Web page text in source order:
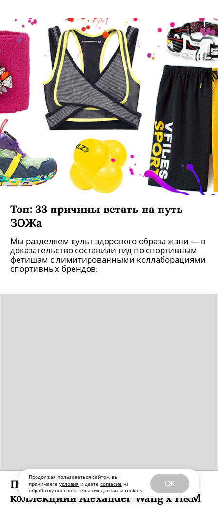
Продолжая пользоваться сайтом, вы
принимаете условия и даете согласие на
обработку пользовательских данных и cookies
OK
Топ: 33 причины встать на путь
ЗОЖа
Мы разделяем культ здорового образа жзни — в
доказательство составили гид по спортивным
фетишам с лимитированными коллаборациями
спортивных брендов.
Представлен полный лукбук
коллекциии Alexander Wang x H&M